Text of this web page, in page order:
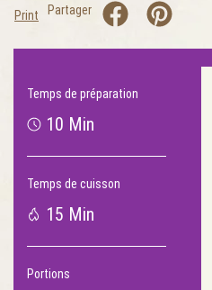
Print Partager
Temps de préparation
10 Min
Temps de cuisson
15 Min
Portions